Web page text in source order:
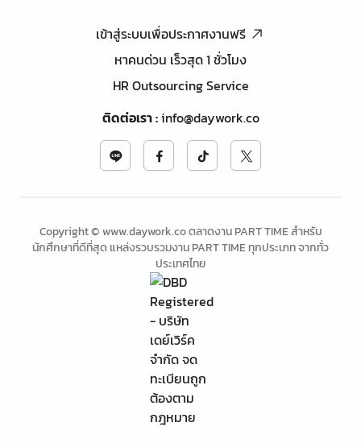
เข้าสู่ระบบเพื่อประกาศงานฟรี
หาคนด่วน เร็วสุด 1 ชั่วโมง
HR Outsourcing Service
ติดต่อเรา:info@daywork.co
Copyright © www.daywork.co ตลาดงาน PART TIME สำหรับ
นักศึกษาที่ดีที่สุด แหล่งรวบรวมงาน PART TIME ทุกประเภท จากทั่ว
ประเทศไทย